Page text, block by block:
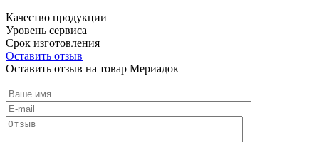
Качество продукции
Уровень сервиса
Срок изготовления
Оставить отзыв
Оставить отзыв на товар Мериадок